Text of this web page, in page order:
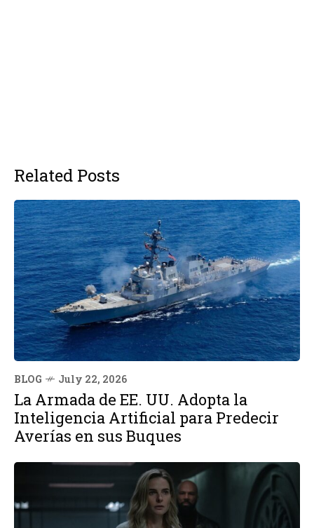
Related Posts
BLOG July 22, 2026
La Armada de EE. UU. Adopta la
Inteligencia Artificial para Predecir
Averías en sus Buques